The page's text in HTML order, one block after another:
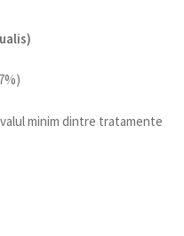
minim dintre tratamente